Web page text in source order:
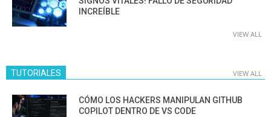
INCREÍBLE
VIEW ALL
TUTORIALES VIEW ALL
CÓMO LOS HACKERS MANIPULAN GITHUB
COPILOT DENTRO DE VS CODE